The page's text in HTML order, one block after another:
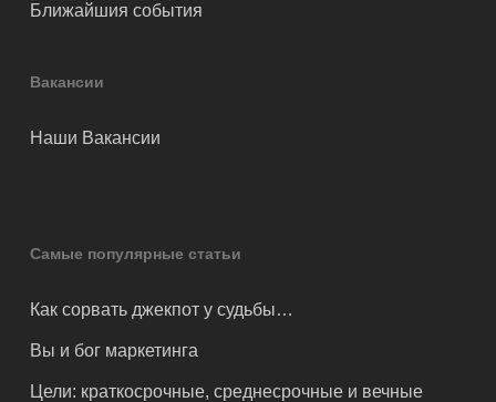
Ближайшия события
Вакансии
Наши Вакансии
Самые популярные статьи
Как сорвать джекпот у судьбы…
Вы и бог маркетинга
Цели: краткосрочные, среднесрочные и вечные